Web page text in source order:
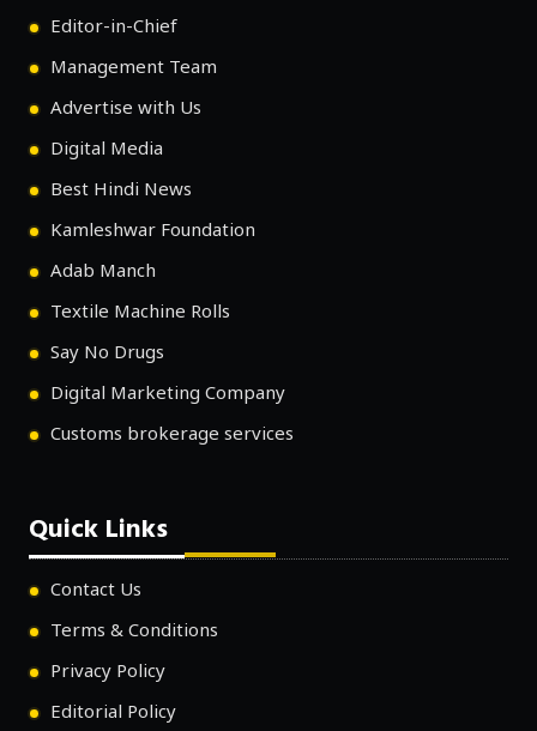
Editor-in-Chief
Management Team
Advertise with Us
Digital Media
Best Hindi News
Kamleshwar Foundation
Adab Manch
Textile Machine Rolls
Say No Drugs
Digital Marketing Company
Customs brokerage services
Quick Links
Contact Us
Terms & Conditions
Privacy Policy
Editorial Policy